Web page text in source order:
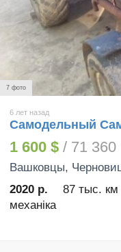
7 фото
6 лет назад
Самодельный
1 600 $ / 71 360
Вашковцы,
2020 р.
87 тыс. км
механіка